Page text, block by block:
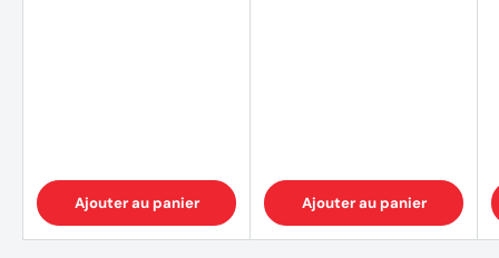
Ajouter au panier Ajouter au panier